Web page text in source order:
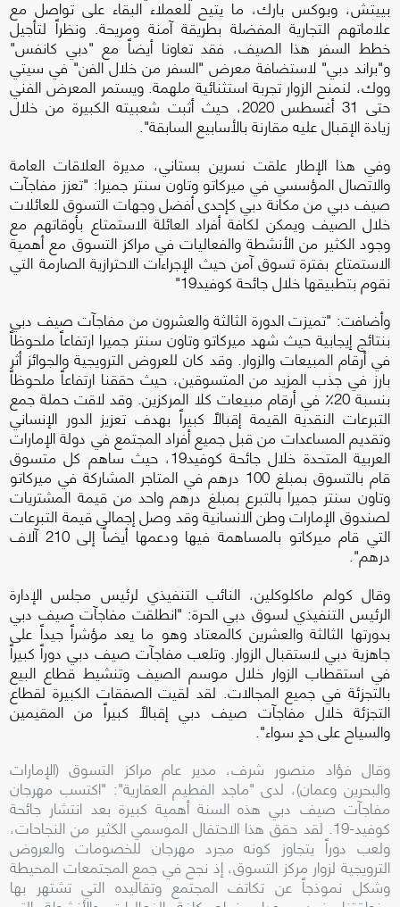
بييتش، وبوكس بارك، ما يتيح للعملاء البقاء على تواصل مع
علاماتهم التجارية المفضلة بطريقة آمنة ومريحة. ونظراً لتأجيل
خطط السفر هذا الصيف، فقد تعاونا أيضاً مع "دبي كانفس"
و"براند دبي" لاستضافة معرض "السفر من خلال الفن" في سيتي
ووك، لنمنح الزوار تجربة استثنائية ملهمة. ويستمر المعرض الفني
حتى 31 أغسطس 2020، حيث أثبت شعبيته الكبيرة من خلال
زيادة الإقبال عليه مقارنة بالأسابيع السابقة".
وفي هذا الإطار علقت نسرين بستاني، مديرة العلاقات العامة
والاتصال المؤسسي في ميركاتو وتاون سنتر جميرا: "تعزز مفاجآت
صيف دبي من مكانة دبي كإحدى أفضل وجهات التسوق للعائلات
خلال الصيف ويمكن لكافة أفراد العائلة الاستمتاع بأوقاتهم مع
وجود الكثير من الأنشطة والفعاليات في مراكز التسوق مع أهمية
الاستمتاع بفترة تسوق آمن حيث الإجراءات الاحترازية الصارمة التي
نقوم بتطبيقها خلال جائحة كوفيد19"
وأضافت: "تميزت الدورة الثالثة والعشرون من مفاجآت صيف دبي
بنتائج إيجابية حيث شهد ميركاتو وتاون سنتر جميرا ارتفاعاً ملحوظاً
في أرقام المبيعات والزوار. وقد كان للعروض الترويجية والجوائز أثر
بارز في جذب المزيد من المتسوقين، حيث حققنا ارتفاعاً ملحوظاً
بنسبة 20٪ في أرقام مبيعات كلا المركزين. وقد لاقت حملة جمع
التبرعات النقدية القيمة إقبالاً كبيراً بهدف تعزيز الدور الإنساني
وتقديم المساعدات من قبل جميع أفراد المجتمع في دولة الإمارات
العربية المتحدة خلال جائحة كوفيد19، حيث ساهم كل متسوق
قام بالتسوق بمبلغ 100 درهم في المتاجر المشاركة في ميركاتو
وتاون سنتر جميرا بالتبرع بمبلغ درهم واحد من قيمة المشتريات
لصندوق الإمارات وطن الانسانية وقد وصل إجمالي قيمة التبرعات
التي قام ميركاتو بالمساهمة فيها ودعمها أيضاً إلى 210 آلاف
درهم".
وقال كولم ماكلوكلين، النائب التنفيذي لرئيس مجلس الإدارة
الرئيس التنفيذي لسوق دبي الحرة: "انطلقت مفاجآت صيف دبي
بدورتها الثالثة والعشرين كالمعتاد وهو ما يعد مؤشراً جيداً على
جاهزية دبي لاستقبال الزوار. وتلعب مفاجآت صيف دبي دوراً كبيراً
في استقطاب الزوار خلال موسم الصيف وتنشيط قطاع البيع
بالتجزئة في جميع المجالات. لقد لقيت الصفقات الكبيرة لقطاع
التجزئة خلال مفاجآت صيف دبي إقبالاً كبيراً من المقيمين
والسياح على حدٍ سواء".
وقال فؤاد منصور شرف، مدير عام مراكز التسوق (الإمارات
والبحرين وعمان)، لدى "ماجد الفطيم العقارية": "اكتسب مهرجان
مفاجآت صيف دبي هذه السنة أهمية كبيرة بعد انتشار جائحة
كوفيد-19. لقد حقق هذا الاحتفال الموسمي الكثير من النجاحات،
ولعب دوراً يتجاوز كونه مجرد مهرجان للخصومات والعروض
الترويجية لزوار مركز التسوق، إذ نجح في جمع المجتمعات المحيطة
وشكل نموذجاً عن تكاتف المجتمع وتقاليده التي تشتهر بها